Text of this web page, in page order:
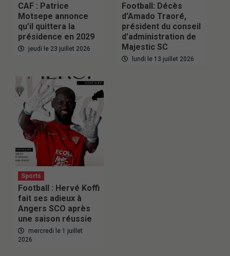
CAF : Patrice
Motsepe annonce
qu’il quittera la
présidence en 2029
jeudi le 23 juillet 2026
Football: Décès
d’Amado Traoré,
président du conseil
d’administration de
Majestic SC
lundi le 13 juillet 2026
Sports
Football : Hervé Koffi
fait ses adieux à
Angers SCO après
une saison réussie
mercredi le 1 juillet
2026